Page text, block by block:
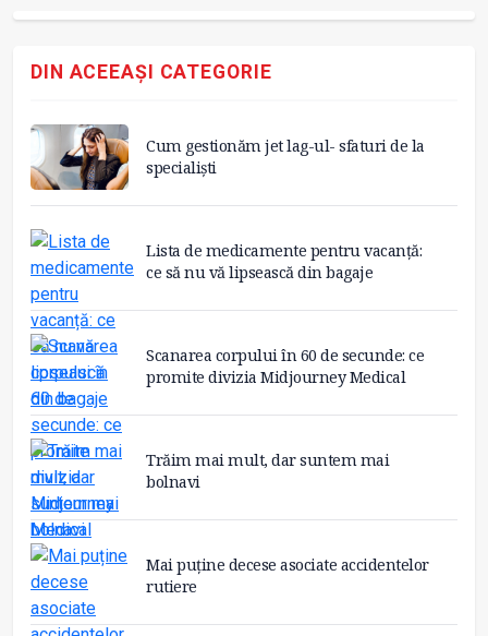
DIN ACEEAȘI CATEGORIE
Cum gestionăm jet lag-ul- sfaturi de la
specialiști
Lista de medicamente pentru vacanță:
ce să nu vă lipsească din bagaje
Scanarea corpului în 60 de secunde: ce
promite divizia Midjourney Medical
Trăim mai mult, dar suntem mai
bolnavi
Mai puține decese asociate accidentelor
rutiere